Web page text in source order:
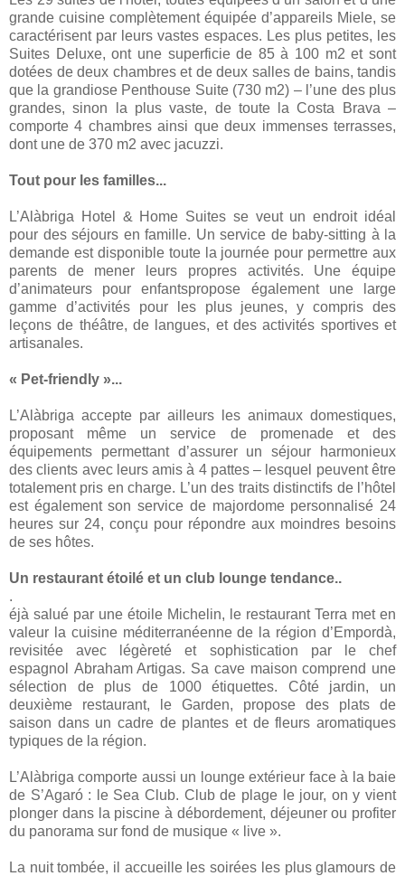
grande cuisine complètement équipée d’appareils Miele, se
caractérisent par leurs vastes espaces. Les plus petites, les
Suites Deluxe, ont une superficie de 85 à 100 m2 et sont
dotées de deux chambres et de deux salles de bains, tandis
que la grandiose Penthouse Suite (730 m2) – l’une des plus
grandes, sinon la plus vaste, de toute la Costa Brava –
comporte 4 chambres ainsi que deux immenses terrasses,
dont une de 370 m2 avec jacuzzi.
Tout pour les familles...
L’Alàbriga Hotel & Home Suites se veut un endroit idéal
pour des séjours en famille. Un service de baby-sitting à la
demande est disponible toute la journée pour permettre aux
parents de mener leurs propres activités. Une équipe
d’animateurs pour enfantspropose également une large
gamme d’activités pour les plus jeunes, y compris des
leçons de théâtre, de langues, et des activités sportives et
artisanales.
« Pet-friendly »...
L’Alàbriga accepte par ailleurs les animaux domestiques,
proposant même un service de promenade et des
équipements permettant d’assurer un séjour harmonieux
des clients avec leurs amis à 4 pattes – lesquel peuvent être
totalement pris en charge. L’un des traits distinctifs de l’hôtel
est également son service de majordome personnalisé 24
heures sur 24, conçu pour répondre aux moindres besoins
de ses hôtes.
Un restaurant étoilé et un club lounge tendance..
.
éjà salué par une étoile Michelin, le restaurant Terra met en
valeur la cuisine méditerranéenne de la région d’Empordà,
revisitée avec légèreté et sophistication par le chef
espagnol Abraham Artigas. Sa cave maison comprend une
sélection de plus de 1000 étiquettes. Côté jardin, un
deuxième restaurant, le Garden, propose des plats de
saison dans un cadre de plantes et de fleurs aromatiques
typiques de la région.
L’Alàbriga comporte aussi un lounge extérieur face à la baie
de S’Agaró : le Sea Club. Club de plage le jour, on y vient
plonger dans la piscine à débordement, déjeuner ou profiter
du panorama sur fond de musique « live ».
La nuit tombée, il accueille les soirées les plus glamours de